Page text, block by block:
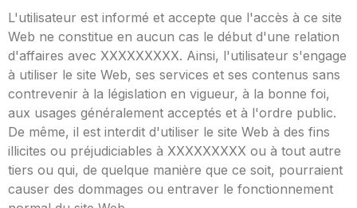
L'utilisateur est informé et accepte que l'accès à ce site
Web ne constitue en aucun cas le début d'une relation
d'affaires avec XXXXXXXXX. Ainsi, l'utilisateur s'engage
à utiliser le site Web, ses services et ses contenus sans
contrevenir à la législation en vigueur, à la bonne foi,
aux usages généralement acceptés et à l'ordre public.
De même, il est interdit d'utiliser le site Web à des fins
illicites ou préjudiciables à XXXXXXXXX ou à tout autre
tiers ou qui, de quelque manière que ce soit, pourraient
causer des dommages ou entraver le fonctionnement